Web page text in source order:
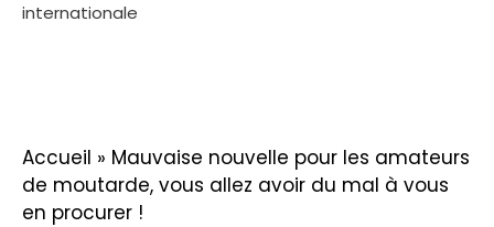
internationale
Accueil » Mauvaise nouvelle pour les amateurs
de moutarde, vous allez avoir du mal à vous
en procurer !